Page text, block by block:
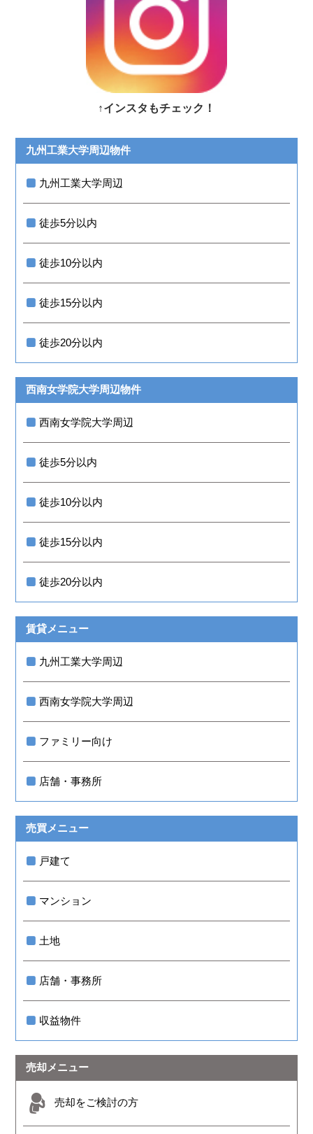
↑インスタもチェック！
九州工業大学周辺物件
九州工業大学周辺
徒歩5分以内
徒歩10分以内
徒歩15分以内
徒歩20分以内
西南女学院大学周辺物件
西南女学院大学周辺
徒歩5分以内
徒歩10分以内
徒歩15分以内
徒歩20分以内
賃貸メニュー
九州工業大学周辺
西南女学院大学周辺
ファミリー向け
店舗・事務所
売買メニュー
戸建て
マンション
土地
店舗・事務所
収益物件
売却メニュー
売却をご検討の方